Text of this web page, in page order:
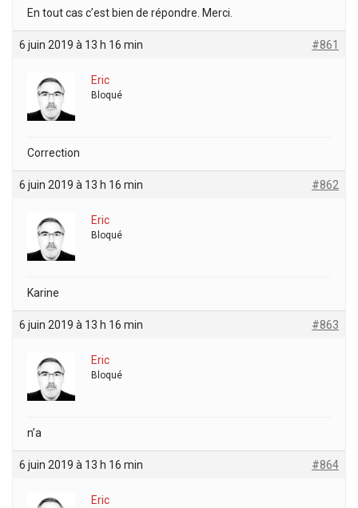
En tout cas c’est bien de répondre. Merci.
6 juin 2019 à 13 h 16 min #861
Eric
Bloqué
Correction
6 juin 2019 à 13 h 16 min #862
Eric
Bloqué
Karine
6 juin 2019 à 13 h 16 min #863
Eric
Bloqué
n’a
6 juin 2019 à 13 h 16 min #864
Eric